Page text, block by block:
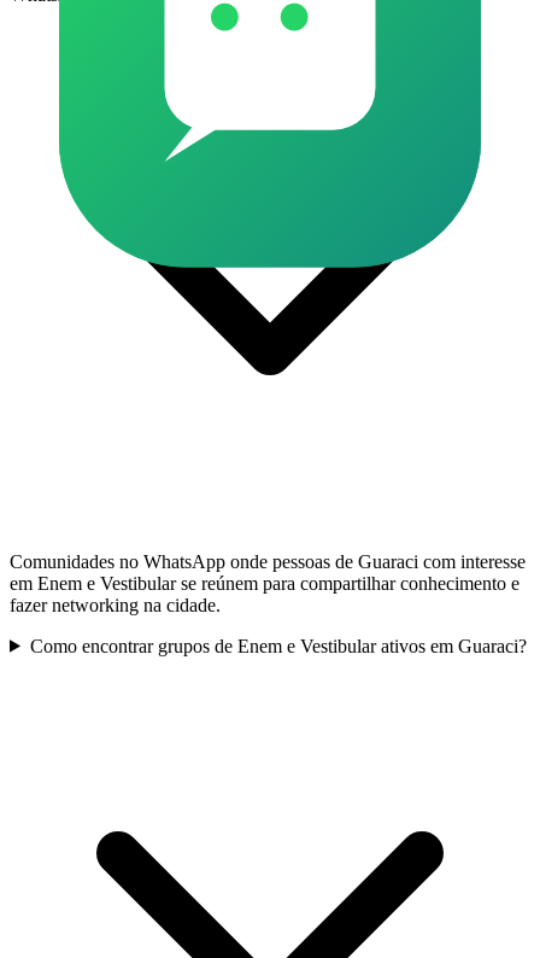
Comunidades no WhatsApp onde pessoas de Guaraci com interesse
em Enem e Vestibular se reúnem para compartilhar conhecimento e
fazer networking na cidade.
Como encontrar grupos de Enem e Vestibular ativos em Guaraci?